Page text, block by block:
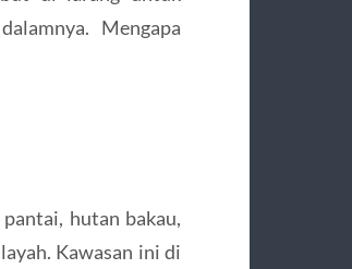
Mengapa
hutan bakau,
Kawasan ini di